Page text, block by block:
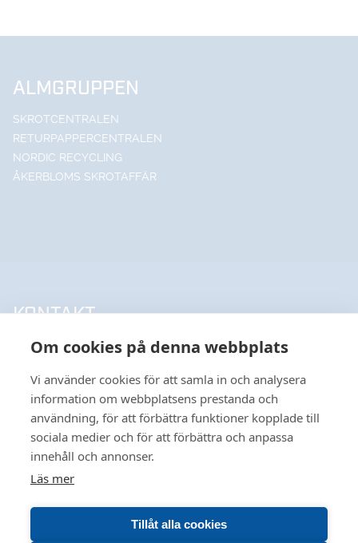
Om cookies på denna webbplats
Vi använder cookies för att samla in och analysera
information om webbplatsens prestanda och
användning, för att förbättra funktioner kopplade till
sociala medier och för att förbättra och anpassa
innehåll och annonser.
Läs mer
Tillåt alla cookies
VÅR HEMSIDA ANVÄNDER COOKIES FÖR
FÖRBÄTTRAD ANVÄNDBARHET OCH ÖKAD
RELEVANS INOM MARKNADSFÖRING FÖR DIG. VILL
ALMGRUPPEN
SKROTCENTRALEN
RETURPAPPERCENTRALEN
NORDIC RECYCLING
ÅKERBLOMS SKROTAFFÄR
KONTAKT
UPPSALA HANDELSSTÅL AB
INFO@UHSAB.SE
SÖDRA DEPÅGATAN 15
SE-754 54 UPPSALA
HANDELSSTÅL I GÄVLE AB
026-495 99 00
INFO@HANDELSSTALGAVLE.SE